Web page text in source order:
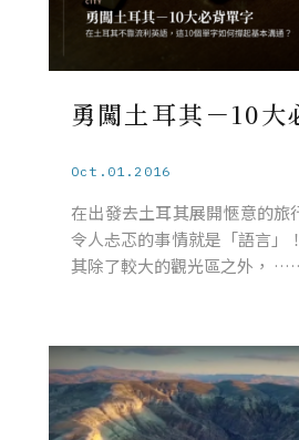
勇闖土耳其－10大
Oct.01.2016
在出發去土耳其展開愜意的旅
令人忐忑的事情就是「語言」
其除了較大的觀光區之外，